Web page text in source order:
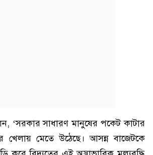
‘সরকার সাধারণ মানুষের পকেট কাটার
মেতে উঠেছে। আসন্ন বাজেটকে